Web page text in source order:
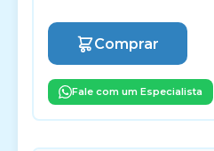
Comprar
Fale com um Especialista